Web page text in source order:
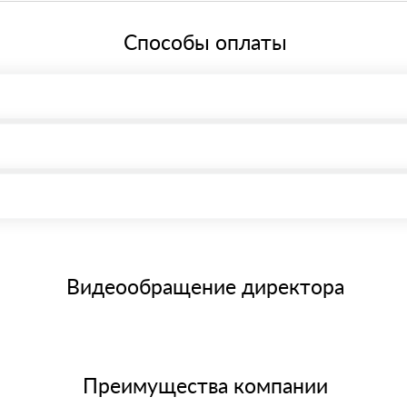
Способы оплаты
банковским картам
Видеообращение директора
Преимущества компании